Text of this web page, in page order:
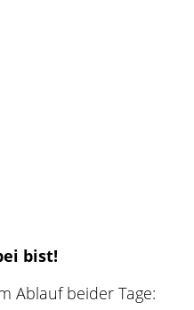
bist!
Ablauf beider Tage: